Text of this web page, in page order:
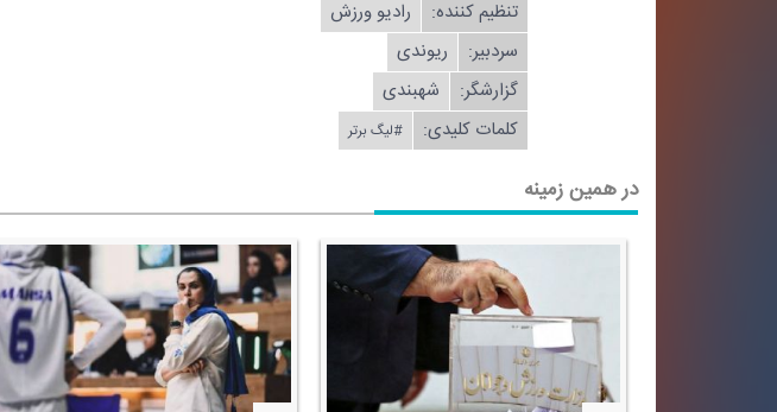
تنظیم كننده:
رادیو ورزش
سردبیر:
ریوندی
گزارشگر:
شهبندی
کلمات کلیدی:
#لیگ برتر
در همین زمینه